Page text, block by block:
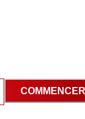
COMMENCER